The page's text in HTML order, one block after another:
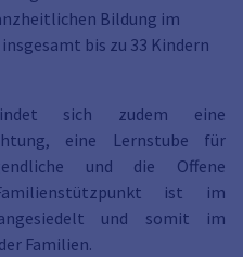
Bildung im
bis zu 33 Kindern
sich zudem eine
eine Lernstube für
und die Offene
ist im
und somit im
Familien.